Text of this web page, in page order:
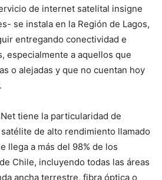
de internet satelital insigne
se instala en la Región de Lagos,
entregando conectividad e
especialmente a aquellos que
o alejadas y que no cuentan hoy
tiene la particularidad de
de alto rendimiento llamado
llega a más del 98% de los
Chile, incluyendo todas las áreas
ancha terrestre, fibra óptica o